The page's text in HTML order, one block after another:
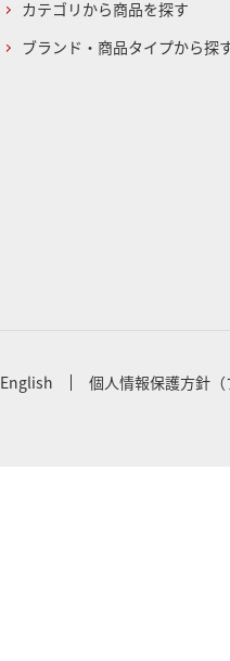
カテゴリから商品を探す
ブランド・商品タイプから探
English 個人情報保護方針（